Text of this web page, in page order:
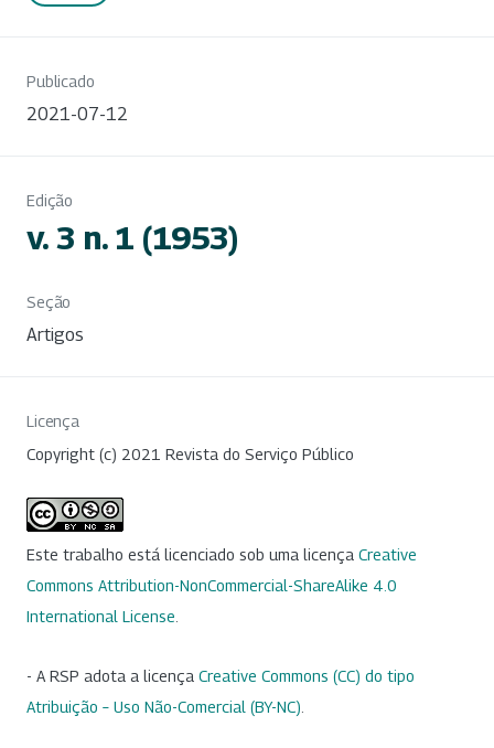
Publicado
2021-07-12
Edição
v. 3 n. 1 (1953)
Seção
Artigos
Licença
Copyright (c) 2021 Revista do Serviço Público
Este trabalho está licenciado sob uma licença Creative
Commons Attribution-NonCommercial-ShareAlike 4.0
International License.
- A RSP adota a licença Creative Commons (CC) do tipo
Atribuição – Uso Não-Comercial (BY-NC)